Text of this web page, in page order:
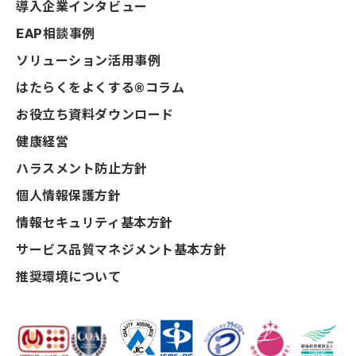
導入企業インタビュー
EAP相談事例
ソリューション活用事例
はたらくをよくする®コラム
お役立ち資料ダウンロード
健康経営
ハラスメント防止方針
個人情報保護方針
情報セキュリティ基本方針
サービス品質マネジメント基本方針
推奨環境について